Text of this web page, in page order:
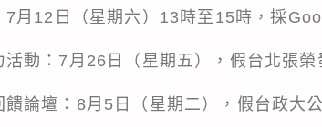
月12日（星期六）13時至15時，採
動：7月26日（星期五），假台北張榮
論壇：8月5日（星期二），假台政大